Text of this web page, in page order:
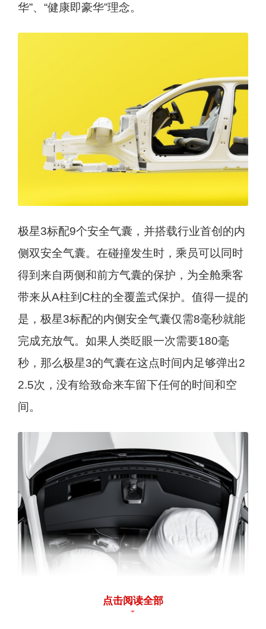
华”、“健康即豪华”理念。
极星3标配9个安全气囊，并搭载行业首创的内
侧双安全气囊。在碰撞发生时，乘员可以同时
得到来自两侧和前方气囊的保护，为全舱乘客
带来从A柱到C柱的全覆盖式保护。值得一提的
是，极星3标配的内侧安全气囊仅需8毫秒就能
完成充放气。如果人类眨眼一次需要180毫
秒，那么极星3的气囊在这点时间内足够弹出2
2.5次，没有给致命来车留下任何的时间和空
间。
点击阅读全部